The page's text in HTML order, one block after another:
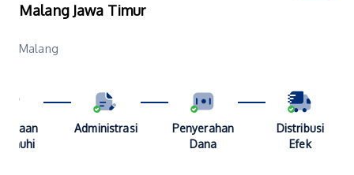
Malang Jawa Timur
Malang
Administrasi
Penyerahan
Dana
Distribusi
Efek